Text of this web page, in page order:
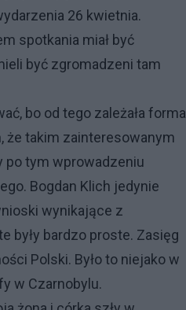
26 kwietnia.
spotkania miał być
być zgromadzeni tam
bo od tego zależała forma
że takim zainteresowanym
po tym wprowadzeniu
Bogdan Klich jedynie
wynikające z
były bardzo proste. Zasięg
Polski. Było to niejako w
w Czarnobylu.